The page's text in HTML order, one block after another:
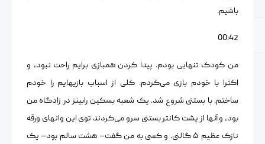
باشیم.
00:42
من کودک تنهایی بودم. پیدا کردن همبازی برایم راحت نبود، و
اکثرا با خودم بازی می‌کردم. کلی از اسباب بازیهایم را خودم
ساختم. با بستنی شروع شد. یک شعبه بسکین رابینز در زادگاه من
بود، و آنها از پشت کانتر بستنی سرو می‌کردند توی این وانهای ورقه‌
نازک عظیم ۵ گالنی. و کسی به من گفت– هشت سالم بود– یک